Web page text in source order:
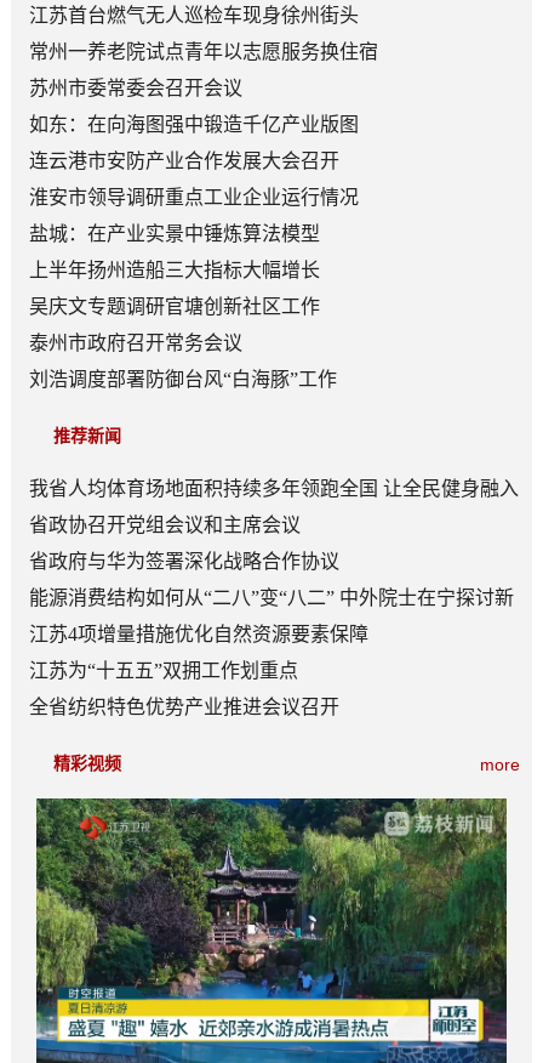
顶层赛道
江苏首台燃气无人巡检车现身徐州街头
常州一养老院试点青年以志愿服务换住宿
苏州市委常委会召开会议
如东：在向海图强中锻造千亿产业版图
连云港市安防产业合作发展大会召开
淮安市领导调研重点工业企业运行情况
盐城：在产业实景中锤炼算法模型
上半年扬州造船三大指标大幅增长
吴庆文专题调研官塘创新社区工作
泰州市政府召开常务会议
刘浩调度部署防御台风“白海豚”工作
推荐新闻
我省人均体育场地面积持续多年领跑全国 让全民健身融入
日常成为风尚
省政协召开党组会议和主席会议
省政府与华为签署深化战略合作协议
能源消费结构如何从“二八”变“八二” 中外院士在宁探讨新
型能源体系建设
江苏4项增量措施优化自然资源要素保障
江苏为“十五五”双拥工作划重点
全省纺织特色优势产业推进会议召开
more
精彩视频